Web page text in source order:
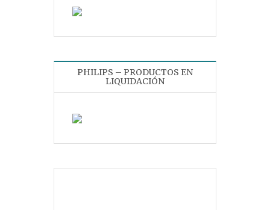
PHILIPS – PRODUCTOS EN
LIQUIDACIÓN